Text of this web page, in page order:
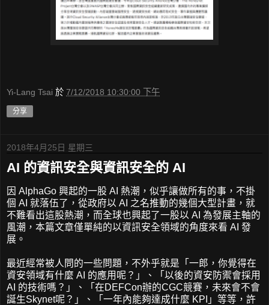
Yi-Lang Tsai 於 7/12/2018 10:30:00 下午
分享
2018年4月25日 星期三
AI 的資訊安全與資訊安全的 AI
因 AlphaGo 興起的一股 AI 熱潮，似乎讓做所有的事，不掛
個 AI 就落伍了，從政府以 AI 之名推動的幾個大型計畫，就
不難看出這股熱潮，而全球也興起了一股以 AI 為發展主軸的
風潮，本篇文章僅單純的以資訊安全領域的角度來看 AI 發
展。
最近經常被人問的一些問題，不外乎就是「一郎，你覺得在
資安領域有什麼 AI 的應用呢？」、「以後的資安防禦會採用
AI 的技術嗎？」、「在DEFCon辦的CGC競賽，未來會不會
誕生Skynet呢？」、「一年內能夠達成什麼 KPI」等等，許